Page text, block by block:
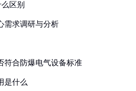
区别
需求调研与分析
符合防爆电气设备标准
是什么